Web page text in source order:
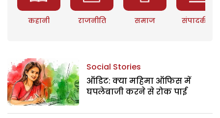
कहानी राजनीति समाज संपादकीय
Social Stories
ऑडिट: क्या महिमा ऑफिस में
घपलेबाजी करने से रोक पाई